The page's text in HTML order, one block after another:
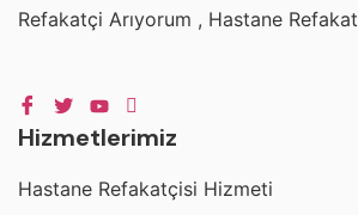
Refakatçi Arıyorum , Hastane
Hizmetlerimiz
Hastane Refakatçisi Hizmeti